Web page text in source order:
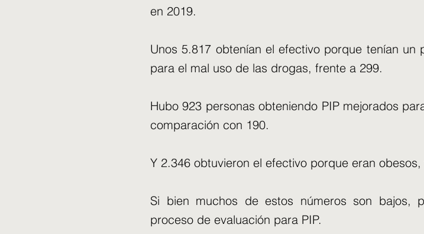
en 2019.
Unos 5.817 obtenían el efectivo porque tenían
para el mal uso de las drogas, frente a 299.
Hubo 923 personas obteniendo PIP mejorados
comparación con 190.
Y 2.346 obtuvieron el efectivo porque eran
Si bien muchos de estos números son bajos,
proceso de evaluación para PIP.